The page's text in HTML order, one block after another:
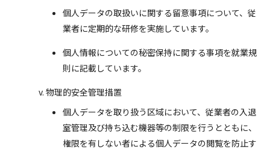
個人データの取扱いに関する留意事項について、従
業者に定期的な研修を実施しています。
個人情報についての秘密保持に関する事項を就業規
則に記載しています。
物理的安全管理措置
個人データを取り扱う区域において、従業者の入退
室管理及び持ち込む機器等の制限を行うとともに、
権限を有しない者による個人データの閲覧を防止す